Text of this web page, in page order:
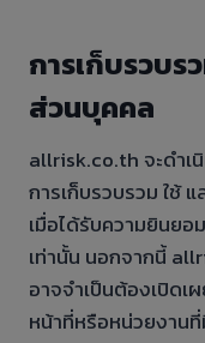
การเก็บรวบร
ส่วนบุคคล
allrisk.co.th จะดำเ
การเก็บรวบรวม ใช้
เมื่อได้รับความยินยอ
เท่านั้น นอกจากนี้
อาจจำเป็นต้องเปิดเ
หน้าที่หรือหน่วยงาน